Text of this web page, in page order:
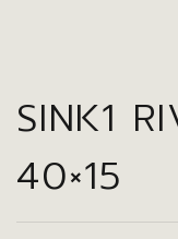
SINK1
40×15